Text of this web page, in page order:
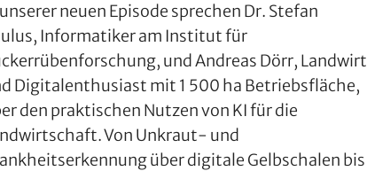
neuen Episode sprechen Dr. Stefan
Informatiker am Institut für
und Andreas Dörr, Landwirt
Digitalenthusiast mit 1 500 ha Betriebsfläche,
den praktischen Nutzen von KI für die
Von Unkraut- und
über digitale Gelbschalen bis